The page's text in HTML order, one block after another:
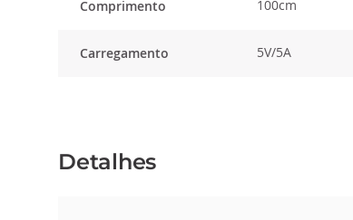
Comprimento 100cm
Carregamento 5V/5A
Detalhes